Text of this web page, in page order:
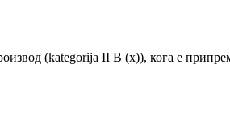
(kategorija II B (x)), кога е